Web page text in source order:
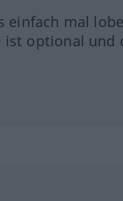
einfach mal
ist optional und